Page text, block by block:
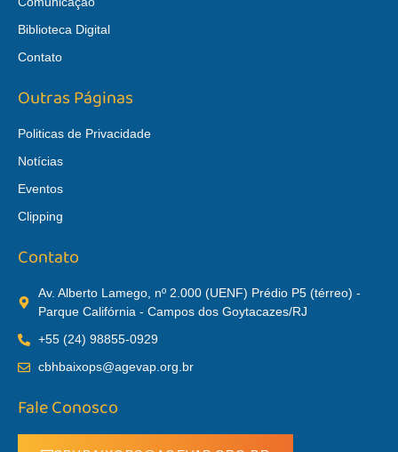
Biblioteca Digital
Contato
Outras Páginas
Politicas de Privacidade
Notícias
Eventos
Clipping
Contato
Av. Alberto Lamego, nº 2.000 (UENF) Prédio P5 (térreo) -
Parque Califórnia - Campos dos Goytacazes/RJ
+55 (24) 98855-0929
cbhbaixops@agevap.org.br
Fale Conosco